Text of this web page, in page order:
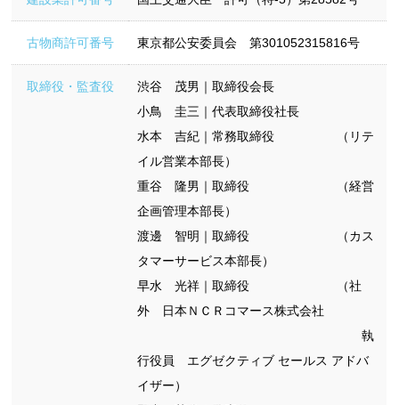
古物商許可番号 東京都公安委員会 第301052315816号
取締役・監査役
渋谷 茂男｜取締役会長
小鳥 圭三｜代表取締役社長
水本 吉紀｜常務取締役
（リテ
イル営業本部長）
重谷 隆男｜取締役
（経営
企画管理本部長）
渡邊 智明｜取締役
（カス
タマーサービス本部長）
早水 光祥｜取締役 （社
外 日本ＮＣＲコマース株式会社
執
行役員 エグゼクティブ セールス アドバ
イザー）